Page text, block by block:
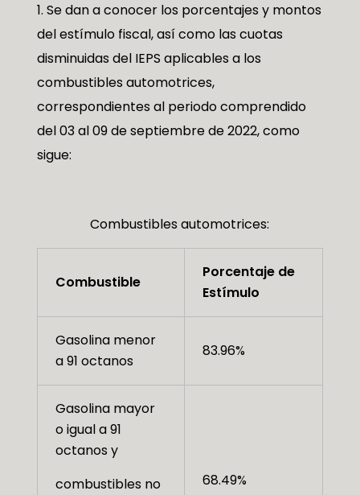
Se dan a conocer los porcentajes y montos
del estímulo fiscal, así como las cuotas
disminuidas del IEPS aplicables a los
combustibles automotrices,
correspondientes al periodo comprendido
del 03 al 09 de septiembre de 2022, como
sigue:
Combustibles automotrices:
Combustible
Porcentaje de
Estímulo
Gasolina menor
a 91 octanos
83.96%
Gasolina mayor
o igual a 91
octanos y
combustibles no
68.49%